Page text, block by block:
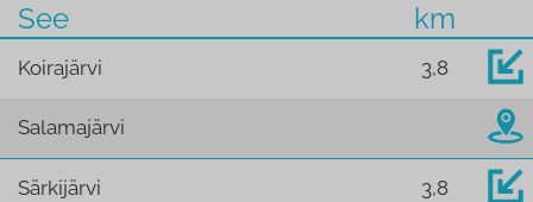
See
km
Koirajärvi 3,8
Salamajärvi
Särkijärvi 3,8